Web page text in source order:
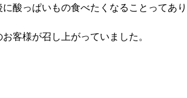
酸っぱいもの食べたくなることってあり
客様が召し上がっていました。